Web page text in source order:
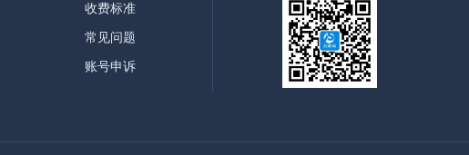
收费标准
常见问题
账号申诉